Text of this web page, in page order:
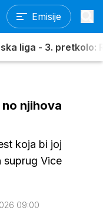
Emisije
liga - 3. pretkolo:
njihova
koja bi joj
suprug Vice
09:00